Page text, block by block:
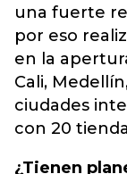
una fuerte
por eso
en la
Cali,
ciudades
con 20
¿Tienen